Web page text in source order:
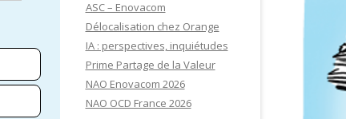
ASC – Enovacom
Délocalisation chez Orange
IA : perspectives, inquiétudes
Prime Partage de la Valeur
NAO Enovacom 2026
NAO OCD France 2026